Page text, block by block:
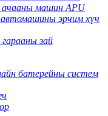
ачааны машин APU
автомашины эрчим хүч
зай
батерейны систем